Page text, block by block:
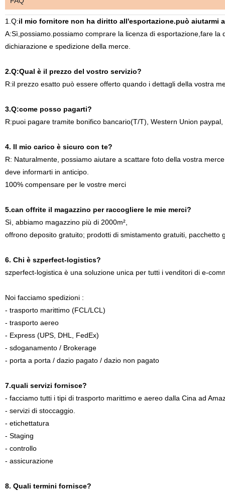
1.Q:il mio fornitore non ha diritto all'esportazione.può aiutarmi
A:Sì,possiamo.possiamo comprare la licenza di esportazione,fare la
dichiarazione e spedizione della merce.
2.Q:Qual è il prezzo del vostro servizio?
R:il prezzo esatto può essere offerto quando i dettagli della vostra
3.Q:come posso pagarti?
R:puoi pagare tramite bonifico bancario(T/T), Western Union
4. Il mio carico è sicuro con te?
R: Naturalmente, possiamo aiutare a scattare foto della vostra
deve informarti in anticipo.
100% compensare per le vostre merci
5.can offrite il magazzino per raccogliere le mie merci?
Sì, abbiamo magazzino più di 2000m²,
offrono deposito gratuito; prodotti di smistamento gratuiti, pacchetto
6. Chi è szperfect-logistics?
szperfect-logistica è una soluzione unica per tutti i venditori di e-
Noi facciamo spedizioni :
- trasporto marittimo (FCL/LCL)
- trasporto aereo
- Express (UPS, DHL, FedEx)
- sdoganamento / Brokerage
- porta a porta / dazio pagato / dazio non pagato
7.quali servizi fornisce?
- facciamo tutti i tipi di trasporto marittimo e aereo dalla Cina ad
- servizi di stoccaggio.
- etichettatura
- Staging
- controllo
- assicurazione
8. Quali termini fornisce?